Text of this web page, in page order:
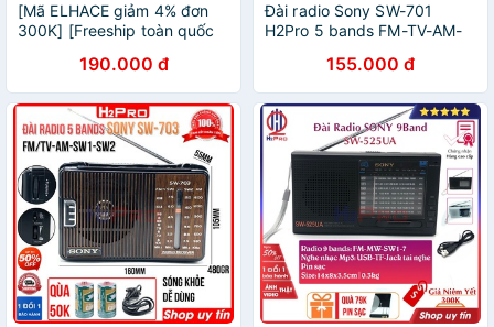
[Mã ELHACE giảm 4% đơn
300K] [Freeship toàn quốc
SW-515UA KÈM PIN VÀ
SẠC(TẶNG CÓC SẠC)
190.000 đ
Đài radio Sony SW-701
H2Pro 5 bands FM-TV-AM-
máy đài radio sony fm-am
dễ dùng-chạy 2 pin tặng
quà
155.000 đ